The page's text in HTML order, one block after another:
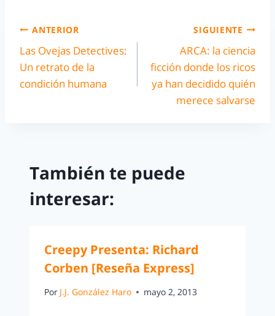
ANTERIOR
Las Ovejas Detectives:
Un retrato de la
condición humana
SIGUIENTE
ARCA: la ciencia
ficción donde los ricos
ya han decidido quién
merece salvarse
También te puede
interesar:
Creepy Presenta: Richard
Corben [Reseña Express]
Por J.J. González Haro mayo 2, 2013